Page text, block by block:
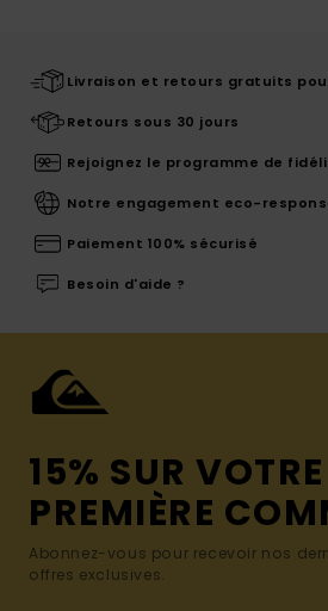
Livraison et retours gratuits
Retours sous 30 jours
Rejoignez le programme de
Notre engagement eco-
Paiement 100% sécurisé
Besoin d'aide ?
15% SUR VOTRE
PREMIÈRE
Abonnez-vous pour recevoir nos
offres exclusives.